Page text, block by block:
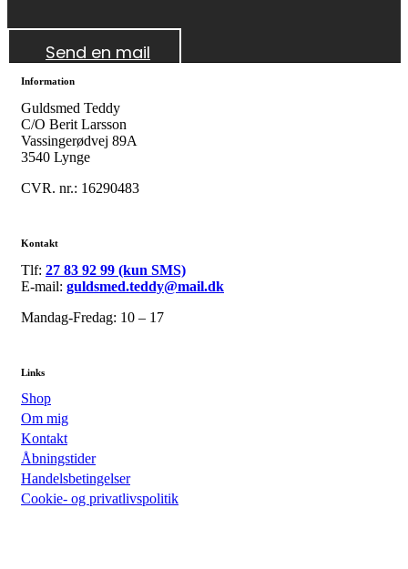
Send en mail
Information
Guldsmed Teddy
C/O Berit Larsson
Vassingerødvej 89A
3540 Lynge
CVR. nr.: 16290483
Kontakt
Tlf: 27 83 92 99 (kun SMS)
E-mail: guldsmed.teddy@mail.dk
Mandag-Fredag: 10 – 17
Links
Shop
Om mig
Kontakt
Åbningstider
Handelsbetingelser
Cookie- og privatlivspolitik